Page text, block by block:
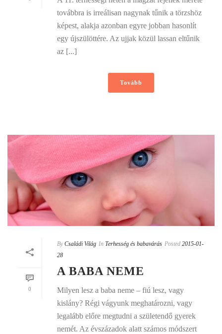
továbbra is irreálisan nagynak tűnik a törzshöz
képest, alakja azonban egyre jobban hasonlít
egy újszülöttére. Az ujjak közül lassan eltűnik
az [...]
Tovább
0
By Családi Világ In Terhesség és babavárás Posted 2015-01-
28
A BABA NEME
Milyen lesz a baba neme – fiú lesz, vagy
kislány? Régi vágyunk meghatározni, vagy
legalább előre megtudni a születendő gyerek
nemét. Az évszázadok alatt számos módszert